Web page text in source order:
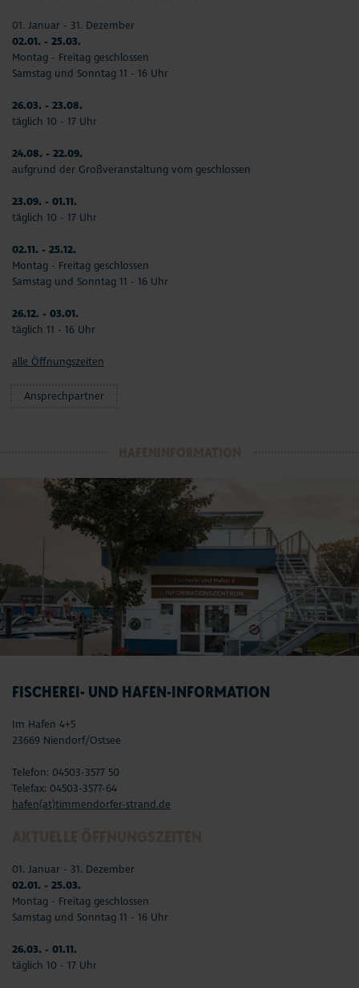
01. Januar - 31. Dezember
02.01. - 25.03.
Montag - Freitag geschlossen
Samstag und Sonntag 11 - 16 Uhr
26.03. - 23.08.
täglich 10 - 17 Uhr
24.08. - 22.09.
aufgrund der Großveranstaltung vom geschlossen
23.09. - 01.11.
täglich 10 - 17 Uhr
02.11. - 25.12.
Montag - Freitag geschlossen
Samstag und Sonntag 11 - 16 Uhr
26.12. - 03.01.
täglich 11 - 16 Uhr
alle Öffnungszeiten
Ansprechpartner
FISCHEREI- UND HAFEN-INFORMATION
Im Hafen 4+5
23669 Niendorf/Ostsee
Telefon: 04503-3577 50
Telefax: 04503-3577-64
hafen(at)timmendorfer-strand.de
01. Januar - 31. Dezember
02.01. - 25.03.
Montag - Freitag geschlossen
Samstag und Sonntag 11 - 16 Uhr
26.03. - 01.11.
täglich 10 - 17 Uhr